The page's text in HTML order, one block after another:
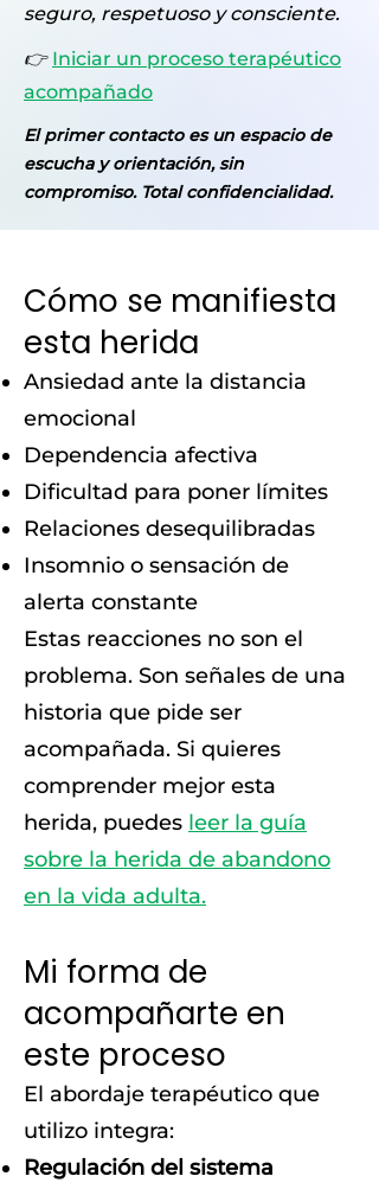
seguro, respetuoso y consciente.
👉 Iniciar un proceso terapéutico
acompañado
El primer contacto es un espacio de
escucha y orientación, sin
compromiso. Total confidencialidad.
Cómo se manifiesta
esta herida
Ansiedad ante la distancia
emocional
Dependencia afectiva
Dificultad para poner límites
Relaciones desequilibradas
Insomnio o sensación de
alerta constante
Estas reacciones no son el
problema. Son señales de una
historia que pide ser
acompañada. Si quieres
comprender mejor esta
herida, puedes leer la guía
sobre la herida de abandono
en la vida adulta.
Mi forma de
acompañarte en
este proceso
El abordaje terapéutico que
utilizo integra:
Regulación del sistema